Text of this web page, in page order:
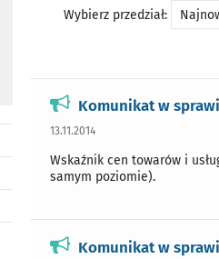
Wybierz przedział:
Komunikat w
13.11.2014
Wskaźnik cen towarów i
samym poziomie).
Komunikat w